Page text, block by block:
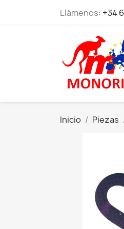
Llámenos: +34
Inicio Piezas